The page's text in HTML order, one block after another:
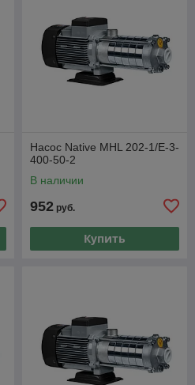
Насос Native MHL 202-1/E-3-
400-50-2
В наличии
952 руб.
Купить